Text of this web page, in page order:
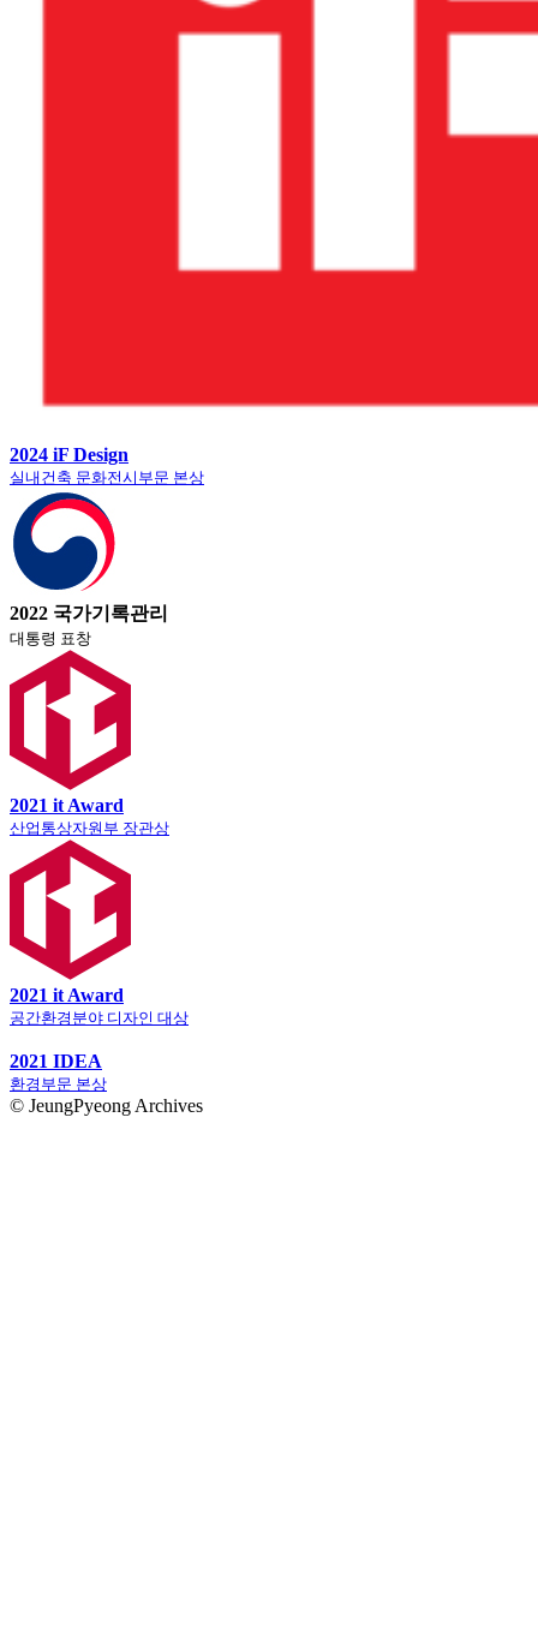
2024 iF Design
실내건축 문화전시부문 본상
2022 국가기록관리
대통령 표창
2021 it Award
산업통상자원부 장관상
2021 it Award
공간환경분야 디자인 대상
2021 IDEA
환경부문 본상
© JeungPyeong Archives